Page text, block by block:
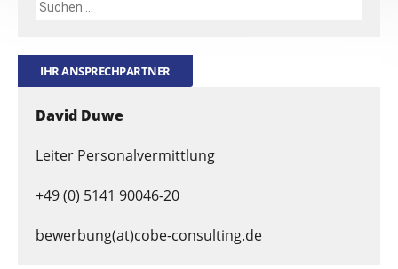
IHR ANSPRECHPARTNER
David Duwe
Leiter Personalvermittlung
+49 (0) 5141 90046-20
bewerbung(at)cobe-consulting.de